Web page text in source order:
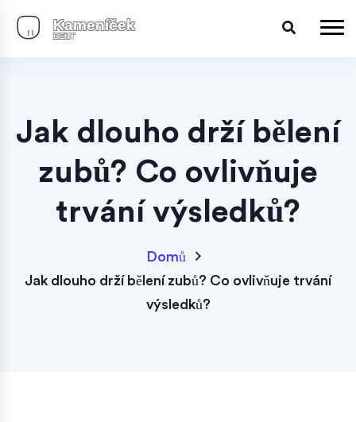
Jak dlouho drží bělení
zubů? Co ovlivňuje
trvání výsledků?
Domů
Jak dlouho drží bělení zubů? Co ovlivňuje trvání
výsledků?